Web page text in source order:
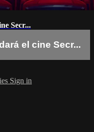
Secr...
el cine Secr...
Sign in